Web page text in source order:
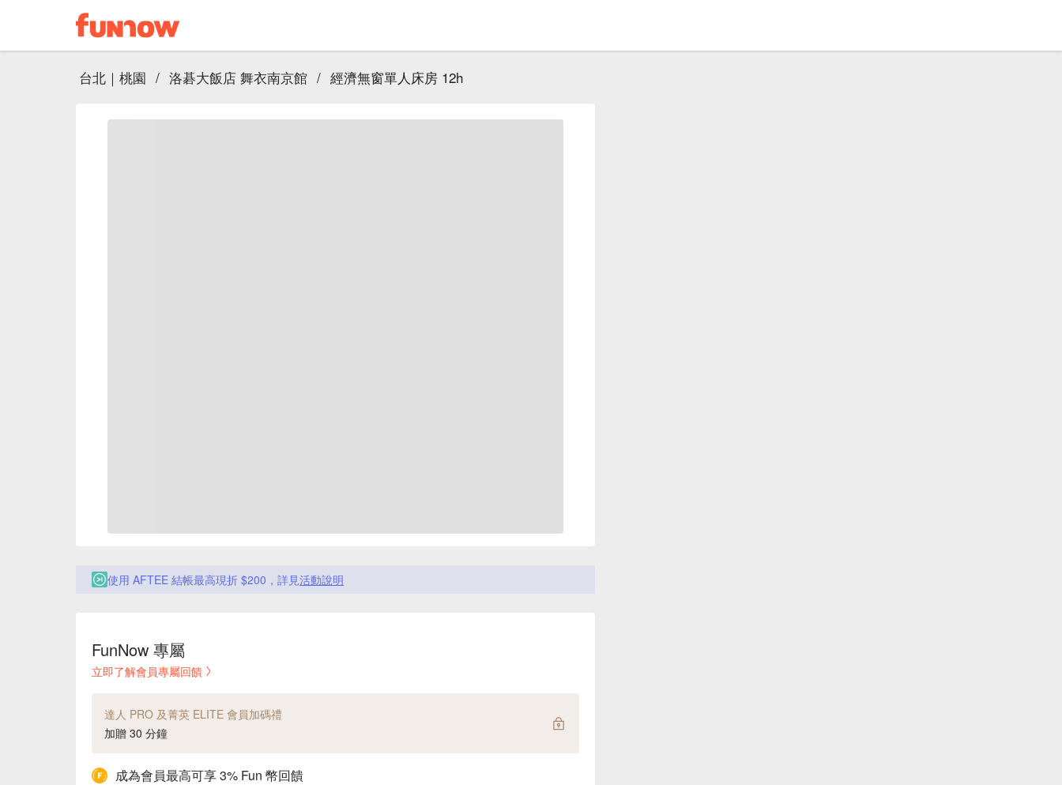
台北｜桃園 / 洛碁大飯店 舞衣南京館 / 經濟無窗單人床房 12h
使用 AFTEE 結帳最高現折 $200，詳見活動說明
FunNow 專屬
立即了解會員專屬回饋
達人 PRO 及菁英 ELITE 會員加碼禮
加贈 30 分鐘
成為會員最高可享 3% Fun 幣回饋